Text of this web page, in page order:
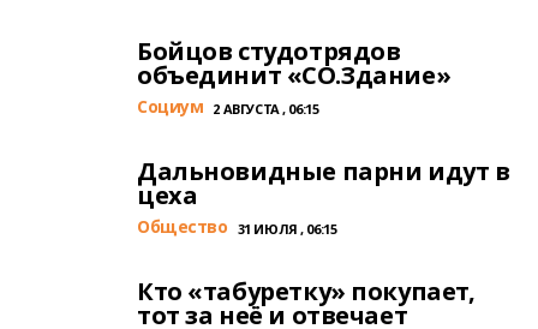
Бойцов студотрядов
объединит «СО.Здание»
Cоциум 2 АВГУСТА , 06:15
Дальновидные парни идут в
цеха
Общество 31 ИЮЛЯ , 06:15
Кто «табуретку» покупает,
тот за неё и отвечает